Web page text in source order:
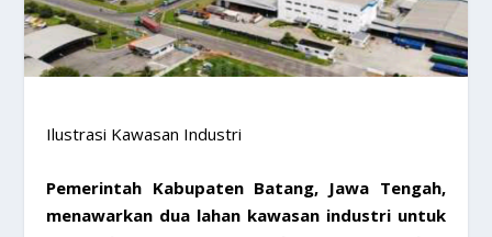
Ilustrasi Kawasan Industri
Pemerintah Kabupaten Batang, Jawa Tengah,
menawarkan dua lahan kawasan industri untuk